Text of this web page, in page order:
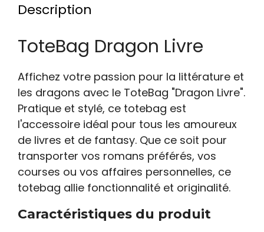
Description
ToteBag Dragon Livre
Affichez votre passion pour la littérature et
les dragons avec le ToteBag "Dragon Livre".
Pratique et stylé, ce totebag est
l'accessoire idéal pour tous les amoureux
de livres et de fantasy. Que ce soit pour
transporter vos romans préférés, vos
courses ou vos affaires personnelles, ce
totebag allie fonctionnalité et originalité.
Caractéristiques du produit